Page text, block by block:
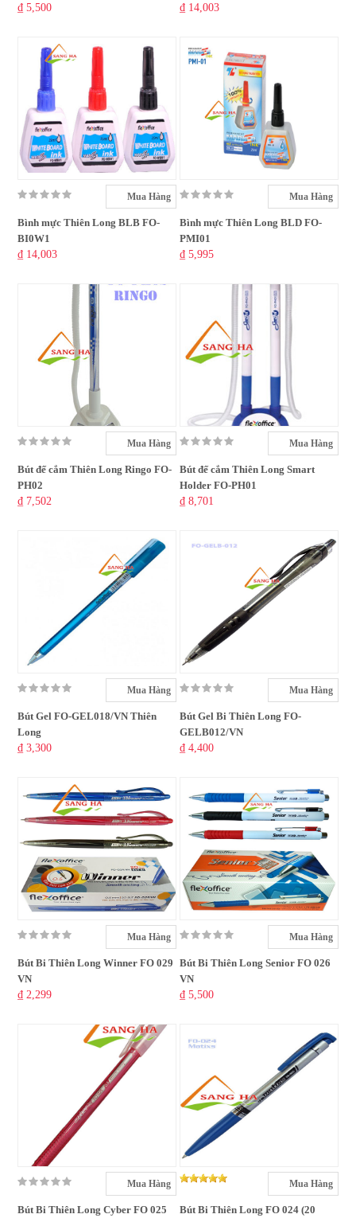
₫ 5,500 ₫ 14,003
Mua Hàng
Bình mực Thiên Long BLB FO-
BI0W1
₫ 14,003
Mua Hàng
Bình mực Thiên Long BLD FO-
PMI01
₫ 5,995
Mua Hàng
Bút đế cắm Thiên Long Ringo FO-
PH02
₫ 7,502
Mua Hàng
Bút đế cắm Thiên Long Smart
Holder FO-PH01
₫ 8,701
Mua Hàng
Bút Gel FO-GEL018/VN Thiên
Long
₫ 3,300
Mua Hàng
Bút Gel Bi Thiên Long FO-
GELB012/VN
₫ 4,400
Mua Hàng
Bút Bi Thiên Long Winner FO 029
VN
₫ 2,299
Mua Hàng
Bút Bi Thiên Long Senior FO 026
VN
₫ 5,500
Mua Hàng
Bút Bi Thiên Long Cyber FO 025
Mua Hàng
Bút Bi Thiên Long FO 024 (20